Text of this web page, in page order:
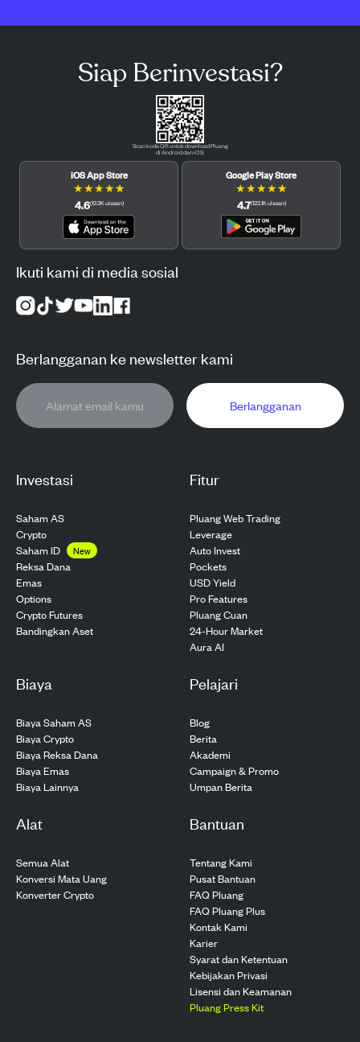
Investasi
Saham AS
Crypto
Saham ID
New
Reksa Dana
Emas
Options
Crypto Futures
Bandingkan Aset
Fitur
Pluang Web Trading
Leverage
Auto Invest
Pockets
USD Yield
Pro Features
Pluang Cuan
24-Hour Market
Aura AI
Biaya
Biaya Saham AS
Biaya Crypto
Biaya Reksa Dana
Biaya Emas
Biaya Lainnya
Pelajari
Blog
Berita
Akademi
Campaign & Promo
Umpan Berita
Alat
Semua Alat
Konversi Mata Uang
Konverter Crypto
Bantuan
Tentang Kami
Pusat Bantuan
FAQ Pluang
FAQ Pluang Plus
Kontak Kami
Karier
Syarat dan Ketentuan
Kebijakan Privasi
Lisensi dan Keamanan
Pluang Press Kit
Siap Berinvestasi?
Scan kode QR untuk download Pluang
di Android dan iOS.
iOS App Store
★★★★★
4.6(12.3Kulasan)
Google Play Store
★★★★★
4.7(122.1Kulasan)
Ikuti kami di media sosial
Berlangganan ke newsletter kami
Berlangganan